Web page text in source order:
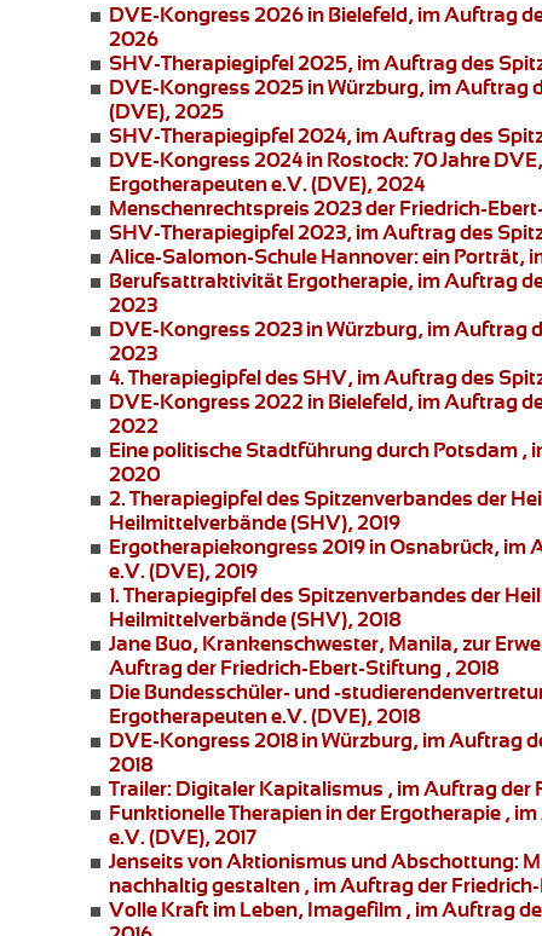
DVE-Kongress 2026 in Bielefeld, im Auftrag
2026
SHV-Therapiegipfel 2025, im Auftrag des
DVE-Kongress 2025 in Würzburg, im Auftrag
(DVE), 2025
SHV-Therapiegipfel 2024, im Auftrag des
DVE-Kongress 2024 in Rostock: 70 Jahre
Ergotherapeuten e.V. (DVE), 2024
Menschenrechtspreis 2023der Friedrich-
SHV-Therapiegipfel 2023, im Auftrag des
Alice-Salomon-Schule Hannover: ein Porträt,
Berufsattraktivität Ergotherapie, im Auftrag
2023
DVE-Kongress 2023 in Würzburg, im Auftrag
2023
4. Therapiegipfeldes SHV, im Auftrag des
DVE-Kongress 2022 in Bielefeld, im Auftrag
2022
Eine politische Stadtführung durch Potsdam ,
2020
2. Therapiegipfel des Spitzenverbandes der
Heilmittelverbände (SHV), 2019
Ergotherapiekongress 2019 in Osnabrück, im
e.V. (DVE), 2019
1. Therapiegipfel des Spitzenverbandes der
Heilmittelverbände (SHV), 2018
Jane Buo, Krankenschwester, Manila, zur
Auftrag der Friedrich-Ebert-Stiftung , 2018
Die Bundesschüler- und -
Ergotherapeuten e.V. (DVE), 2018
DVE-Kongress 2018 in Würzburg, im Auftrag
2018
Trailer: Digitaler Kapitalismus , im Auftrag der
Funktionelle Therapien in der Ergotherapie ,
e.V. (DVE), 2017
Jenseits von Aktionismus und Abschottung:
nachhaltig gestalten , im Auftrag der
Volle Kraft im Leben, Imagefilm , im Auftrag